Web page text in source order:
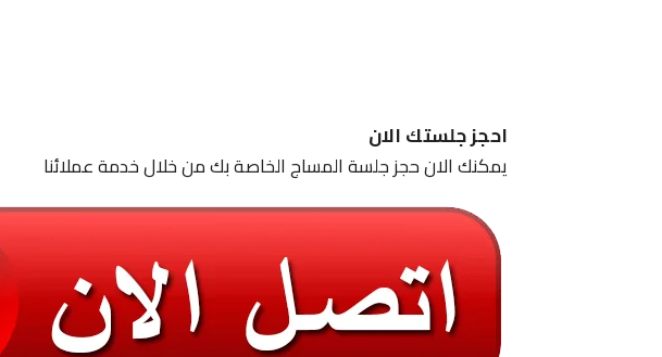
احجز جلستك الان
يمكنك الان حجز جلسة المساج الخاصة بك من خلال خدمة عملائنا